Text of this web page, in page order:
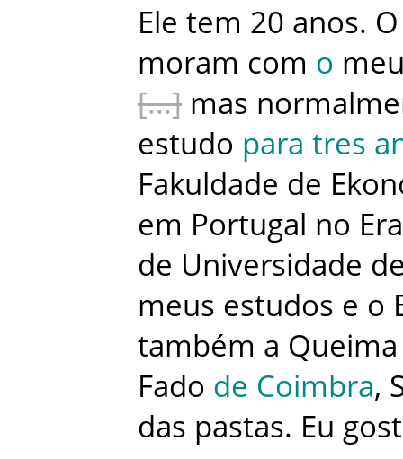
Ele tem 20 anos. O
moram com o
mas
estudo para tres
Fakuldade de
em Portugal no
de Universidade
meus estudos e o
também a
Fado de Coimbra,
das pastas. Eu